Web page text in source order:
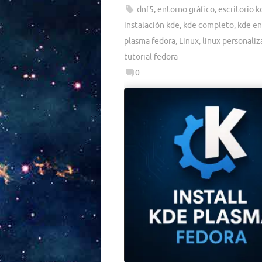
dnf5,entorno gráfico,escritorio
instalación kde, kde completo, kde
plasma fedora, Linux, linux
tutorial fedora
0